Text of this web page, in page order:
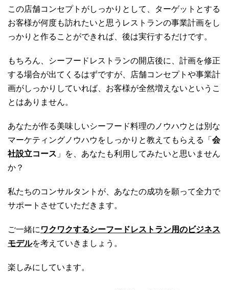
この店舗コンセプトがしっかりとして、ターゲットとする
お客様が何度も訪れたいと思うレストランの事業計画をし
っかりと作ることができれば、後は実行するだけです。
もちろん、シーフードレストランの開店後に、計画を修正
する場合が出てくるはずですが、店舗コンセプトや事業計
画がしっかりしていれば、お客様が全然増えないというこ
とはありません。
あなたが作る美味しいシーフード料理のノウハウとは別な
マーケティングノウハウをしっかりと教えてもらえる「 会
社設立コース 」を、あなたも利用してみたいと思いません
か？
私たちのコンサルタントが、あなたの成功を願って全力で
サポートさせていただきます。
ご一緒に ワクワクするシーフードレストラン用のビジネス
モデルを考えていきましょう。
楽しみにしています。